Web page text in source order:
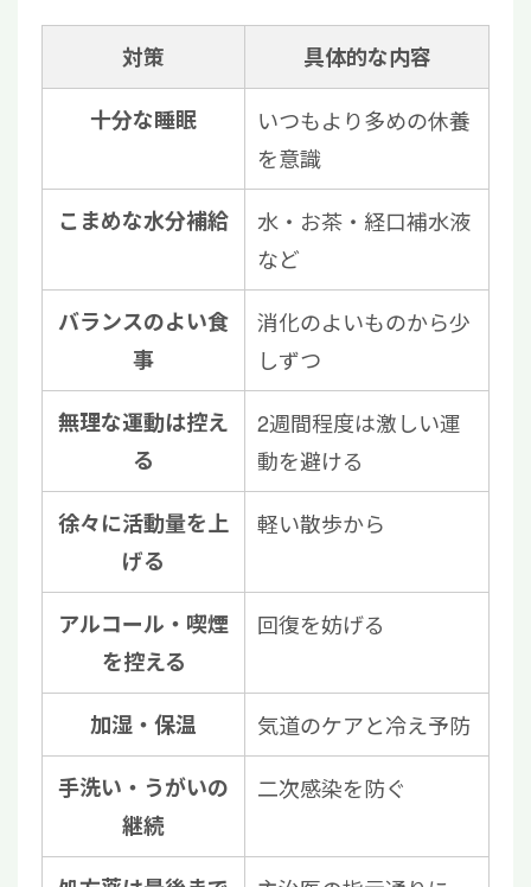
対策 具体的な内容
十分な睡眠
いつもより多めの休養
を意識
こまめな水分補給
水・お茶・経口補水液
など
バランスのよい食
事
消化のよいものから少
しずつ
無理な運動は控え
る
2週間程度は激しい運
動を避ける
徐々に活動量を上
げる
軽い散歩から
アルコール・喫煙
を控える
回復を妨げる
加湿・保温 気道のケアと冷え予防
手洗い・うがいの
継続
二次感染を防ぐ